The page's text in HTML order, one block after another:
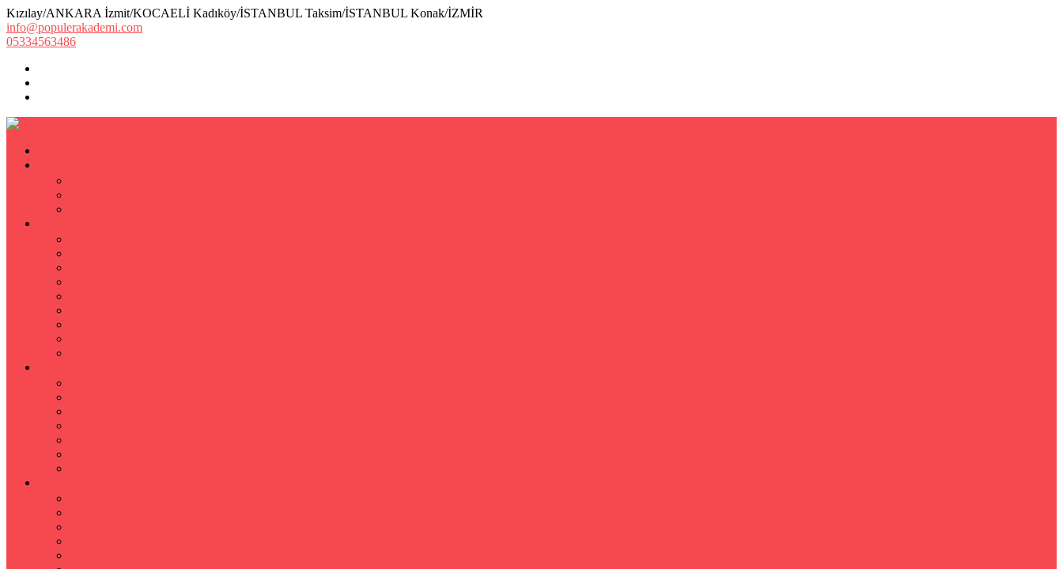
Kızılay/ANKARA İzmit/KOCAELİ Kadıköy/İSTANBUL Taksim/İSTANBUL Konak/İZMİR
info@populerakademi.com
05334563486